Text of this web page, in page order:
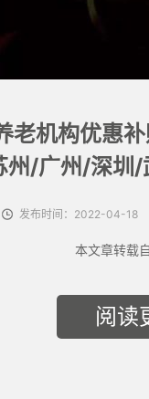
老机构优惠
州/广州/深圳
发布时间：2022-04-18
本文章转载
阅读